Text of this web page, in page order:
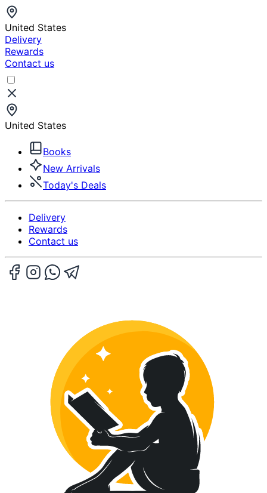
United States
Delivery
Rewards
Contact us
United States
Books
New Arrivals
Today's Deals
Delivery
Rewards
Contact us